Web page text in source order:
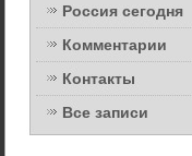
Россия сегодня
Комментарии
Контакты
Все записи